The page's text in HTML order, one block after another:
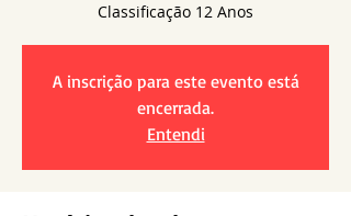
A inscrição para este evento está
encerrada.
Entendi